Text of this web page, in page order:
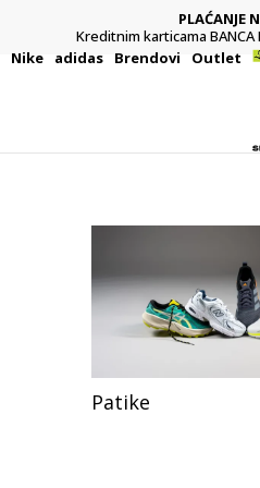
PLAĆANJE
Kreditnim karticama
Nike adidas Brendovi Outlet
Patike